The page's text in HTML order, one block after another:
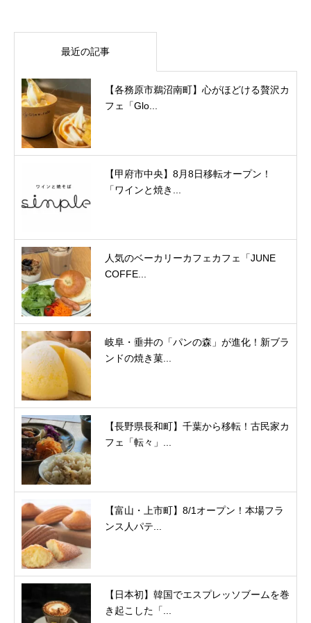
最近の記事
【各務原市鵜沼南町】心がほどける贅沢カ
フェ「Glo...
【甲府市中央】8月8日移転オープン！
「ワインと焼き...
人気のベーカリーカフェカフェ「JUNE
COFFE...
岐阜・垂井の「パンの森」が進化！新ブラ
ンドの焼き菓...
【長野県長和町】千葉から移転！古民家カ
フェ「転々」...
【富山・上市町】8/1オープン！本場フラ
ンス人パテ...
【日本初】韓国でエスプレッソブームを巻
き起こした「...